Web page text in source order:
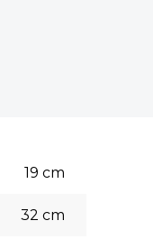
19 cm
32 cm